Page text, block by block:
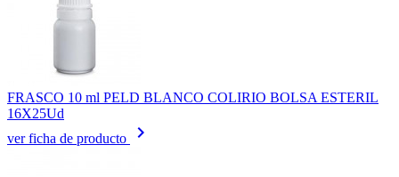
FRASCO 10 ml PELD BLANCO COLIRIO BOLSA ESTERIL
16X25Ud
ver ficha de producto
keyboard_arrow_right